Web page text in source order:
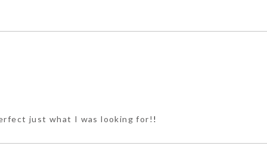
just what I was looking for! !